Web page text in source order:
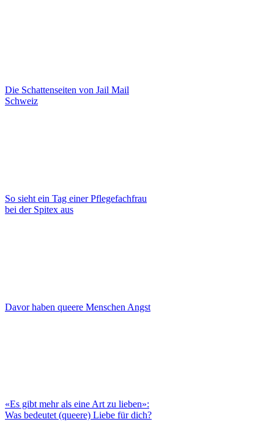
Die Schattenseiten von Jail Mail
Schweiz
So sieht ein Tag einer Pflegefachfrau
bei der Spitex aus
Davor haben queere Menschen Angst
«Es gibt mehr als eine Art zu lieben»:
Was bedeutet (queere) Liebe für dich?